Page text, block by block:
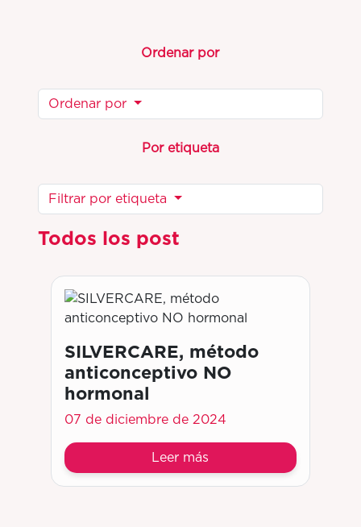
Ordenar por
Ordenar por
Por etiqueta
Filtrar por etiqueta
Todos los post
SILVERCARE, método
anticonceptivo NO
hormonal
07 de diciembre de 2024
Leer más